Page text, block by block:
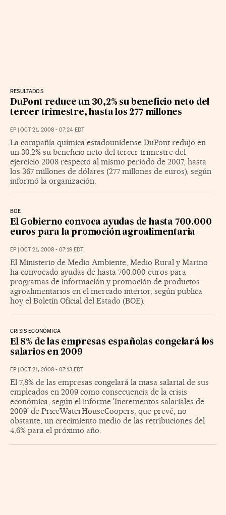
RESULTADOS
DuPont reduce un 30,2% su beneficio neto del
tercer trimestre, hasta los 277 millones
EP | OCT 21, 2008 - 07:24 EDT
La compañía química estadounidense DuPont redujo en
un 30,2% su beneficio neto del tercer trimestre del
ejercicio 2008 respecto al mismo periodo de 2007, hasta
los 367 millones de dólares (277 millones de euros), según
informó la organización.
BOE
El Gobierno convoca ayudas de hasta 700.000
euros para la promoción agroalimentaria
EP | OCT 21, 2008 - 07:19 EDT
El Ministerio de Medio Ambiente, Medio Rural y Marino
ha convocado ayudas de hasta 700.000 euros para
programas de información y promoción de productos
agroalimentarios en el mercado interior, según publica
hoy el Boletín Oficial del Estado (BOE).
CRISIS ECONÓMICA
El 8% de las empresas españolas congelará los
salarios en 2009
EP | OCT 21, 2008 - 07:13 EDT
El 7,8% de las empresas congelará la masa salarial de sus
empleados en 2009 como consecuencia de la crisis
económica, según el informe 'Incrementos salariales de
2009' de PriceWaterHouseCoopers, que prevé, no
obstante, un crecimiento medio de las retribuciones del
4,6% para el próximo año.